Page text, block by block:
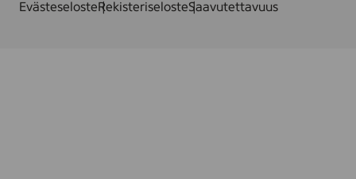
EvästeselosteRekisteriselosteSaavutettavuus